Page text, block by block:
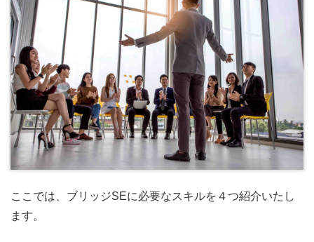
ここでは、ブリッジSEに必要なスキルを４つ紹介いたし
ます。